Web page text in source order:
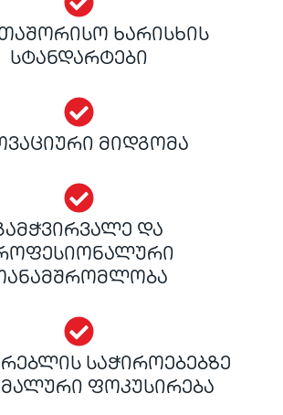
ხარისხის
სტანდარტები
მიდგომა
და
საჭიროებებზე
ფოკუსირება